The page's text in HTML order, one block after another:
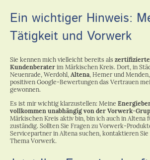
Ein wichtiger Hinweis:
Tätigkeit und Vorwerk
Sie kennen mich vielleicht bereits als
Kundenberater im Märkischen Kreis. Dort, in
Neuenrade, Werdohl, Altena, Hemer und
positiven Google-Bewertungen das Vertrauen
gewonnen.
Es ist mir wichtig klarzustellen: Meine
vollkommen unabhängig von der Vorwerk-
Märkischen Kreis aktiv bin, bin ich auch in
zuständig. Sollten Sie Fragen zu Vorwerk-
Servicepartner in Altena suchen, kontaktieren
Thema Vorwerk.